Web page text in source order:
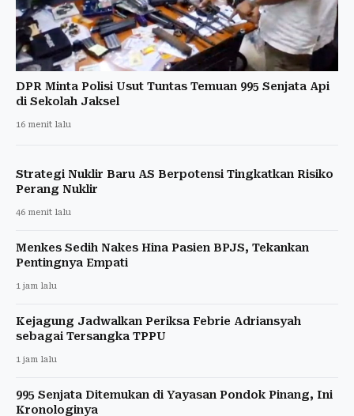
DPR Minta Polisi Usut Tuntas Temuan 995 Senjata Api
di Sekolah Jaksel
16 menit lalu
Strategi Nuklir Baru AS Berpotensi Tingkatkan Risiko
Perang Nuklir
46 menit lalu
Menkes Sedih Nakes Hina Pasien BPJS, Tekankan
Pentingnya Empati
1 jam lalu
Kejagung Jadwalkan Periksa Febrie Adriansyah
sebagai Tersangka TPPU
1 jam lalu
995 Senjata Ditemukan di Yayasan Pondok Pinang, Ini
Kronologinya